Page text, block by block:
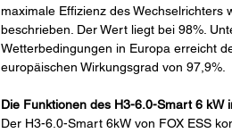
maximale Effizienz des Wechselrichters
beschrieben. Der Wert liegt bei 98%.
Wetterbedingungen in Europa erreicht
europäischen Wirkungsgrad von 97,9%.
Die Funktionen des H3-6.0-Smart 6 kW
Der H3-6.0-Smart 6kW von FOX ESS